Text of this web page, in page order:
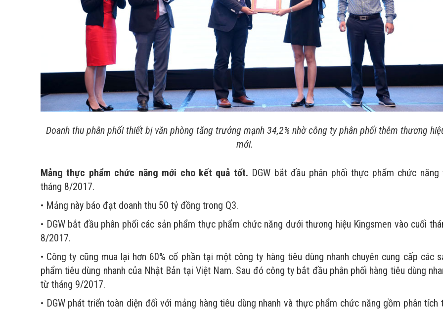
Doanh thu phân phối thiết bị văn phòng tăng trưởng mạnh 34,2% nhờ công ty phân phối thêm thương
mới.
Mảng thực phẩm chức năng mới cho kết quả tốt. DGW bắt đầu phân phối thực phẩm chức năng
tháng 8/2017.
• Mảng này báo đạt doanh thu 50 tỷ đồng trong Q3.
• DGW bắt đầu phân phối các sản phẩm thực phẩm chức năng dưới thương hiệu Kingsmen vào cuối
8/2017.
• Công ty cũng mua lại hơn 60% cổ phần tại một công ty hàng tiêu dùng nhanh chuyên cung cấp các
phẩm tiêu dùng nhanh của Nhật Bản tại Việt Nam. Sau đó công ty bắt đầu phân phối hàng tiêu dùng
từ tháng 9/2017.
• DGW phát triển toàn diện đối với mảng hàng tiêu dùng nhanh và thực phẩm chức năng gồm phân tích